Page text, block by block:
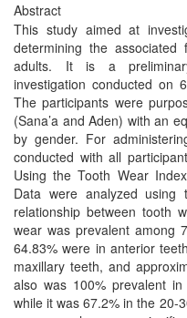
Abstract
This study aimed at
determining the
adults. It is a
investigation conducted on
The participants were
(Sana’a and Aden) with an
by gender. For
conducted with all
Using the Tooth Wear
Data were analyzed
relationship between tooth
wear was prevalent among
64.83% were in anterior
maxillary teeth, and
also was 100% prevalent
while it was 67.2% in the 20-